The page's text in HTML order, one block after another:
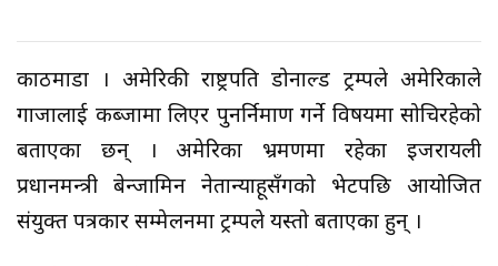
काठमाडौँ । अमेरिकी राष्ट्रपति डोनाल्ड ट्रम्पले अमेरिकाले
गाजालाई कब्जामा लिएर पुनर्निमाण गर्ने विषयमा सोचिरहेको
बताएका छन् । अमेरिका भ्रमणमा रहेका इजरायली
प्रधानमन्त्री बेन्जामिन नेतान्याहूसँगको भेटपछि आयोजित
संयुक्त पत्रकार सम्मेलनमा ट्रम्पले यस्तो बताएका हुन् ।